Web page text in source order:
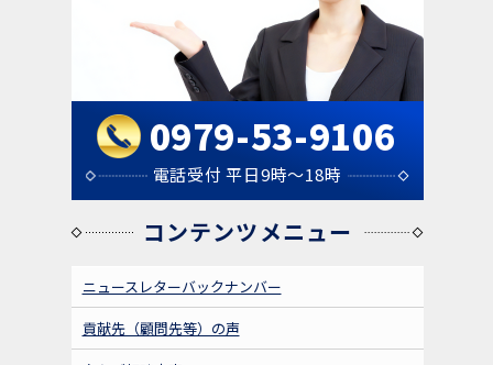
0979-53-9106
電話受付 平日9時～18時
コンテンツメニュー
ニュースレターバックナンバー
貢献先（顧問先等）の声